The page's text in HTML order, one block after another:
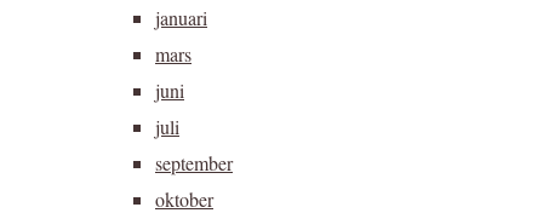
januari
mars
juni
juli
september
oktober